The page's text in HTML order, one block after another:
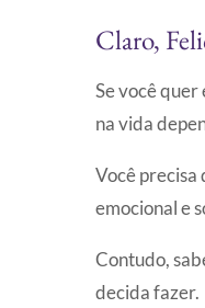
Claro,
Se você
na vida
Você precisa
emocional e
Contudo,
decida fazer.